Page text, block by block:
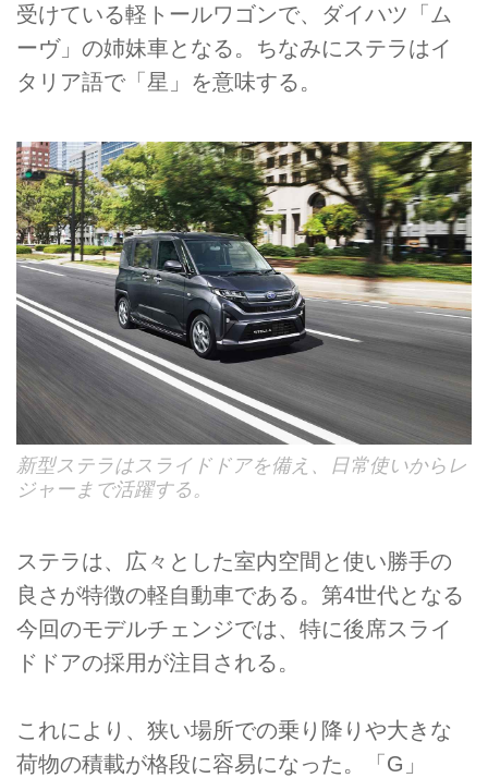
受けている軽トールワゴンで、ダイハツ「ム
ーヴ」の姉妹車となる。ちなみにステラはイ
タリア語で「星」を意味する。
新型ステラはスライドドアを備え、日常使いからレ
ジャーまで活躍する。
ステラは、広々とした室内空間と使い勝手の
良さが特徴の軽自動車である。第4世代となる
今回のモデルチェンジでは、特に後席スライ
ドドアの採用が注目される。
これにより、狭い場所での乗り降りや大きな
荷物の積載が格段に容易になった。「G」